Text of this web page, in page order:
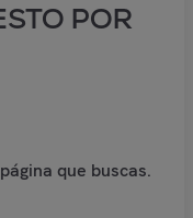
POR
que buscas.